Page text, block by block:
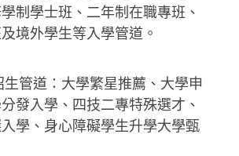
制學士班、二年制在職專班、
境外學生等入學管道。
道：大學繁星推薦、大學申
發入學、四技二專特殊選才、
學、身心障礙學生升學大學甄